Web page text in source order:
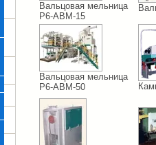
Вальцовая мельница
Р6-АВМ-15
Вальцовая мельница
Р6-АВМ-50